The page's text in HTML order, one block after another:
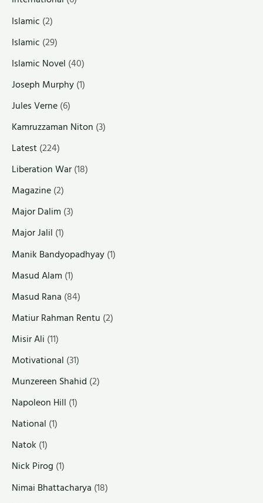
Islamic (2)
Islamic (29)
Islamic Novel (40)
Joseph Murphy(1)
Jules Verne(6)
Kamruzzaman Niton (3)
Latest(224)
Liberation War(18)
Magazine(2)
Major Dalim (3)
Major Jalil (1)
Manik Bandyopadhyay(1)
Masud Alam (1)
Masud Rana (84)
Matiur Rahman Rentu (2)
Misir Ali (11)
Motivational (31)
Munzereen Shahid (2)
Napoleon Hill (1)
National (1)
Natok (1)
Nick Pirog (1)
Nimai Bhattacharya (18)